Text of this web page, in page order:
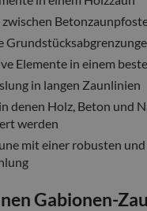
Elemente in einem
in langen Zaunlinien
denen Holz, Beton und
werden
mit einer robusten
Gabionen-